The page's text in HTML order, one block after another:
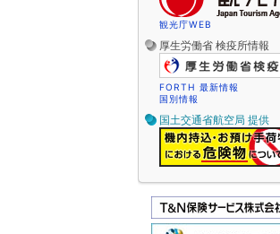
観光庁WEB
厚生労働省 検疫所情報
FORTH 最新情報
国別情報
国土交通省航空局 提供